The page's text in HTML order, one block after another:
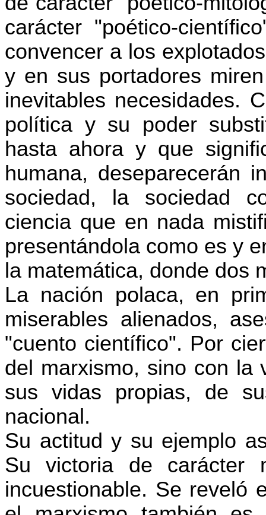
carácter "poético-
convencer a los
y en sus portadores
inevitables necesidades.
política y su poder
hasta ahora y que
humana, deseparecerán
sociedad, la sociedad
ciencia que en nada
presentándola como es y
la matemática, donde dos
La nación polaca, en
miserables alienados,
"cuento científico". Por
del marxismo, sino con
sus vidas propias, de
nacional.
Su actitud y su ejemplo
Su victoria de carácter
incuestionable. Se reveló